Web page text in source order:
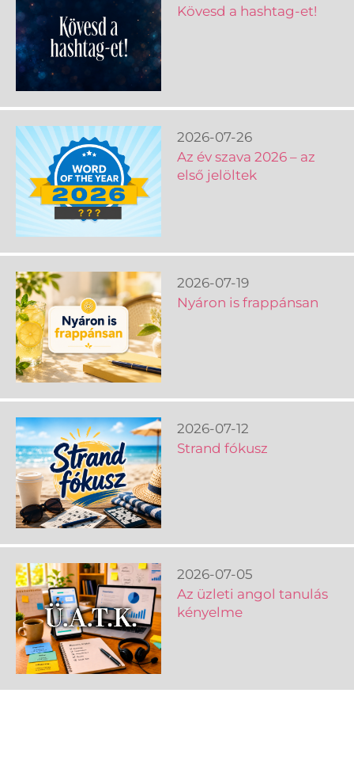
Kövesd a hashtag-et!
2026-07-26
Az év szava 2026 – az
első jelöltek
2026-07-19
Nyáron is frappánsan
2026-07-12
Strand fókusz
2026-07-05
Az üzleti angol tanulás
kényelme